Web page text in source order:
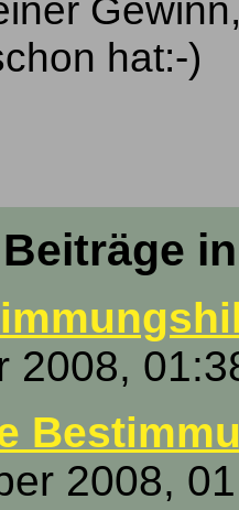
hat:-)
Beiträge
2008,
2008,